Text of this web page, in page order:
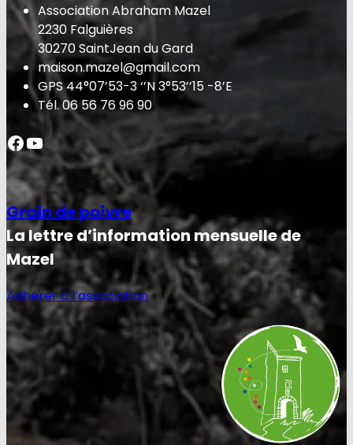
Association Abraham Mazel
2230 Falguières
30270 SaintJean du Gard
maison.mazel@gmail.com
GPS 44°07’53-3 ‘’N 3°53’’15 -8’E
Tél. 06 56 76 96 90
Facebook YouTube
Grain de poivre
La lettre d’information mensuelle de
Mazel
Adhérer à l’association